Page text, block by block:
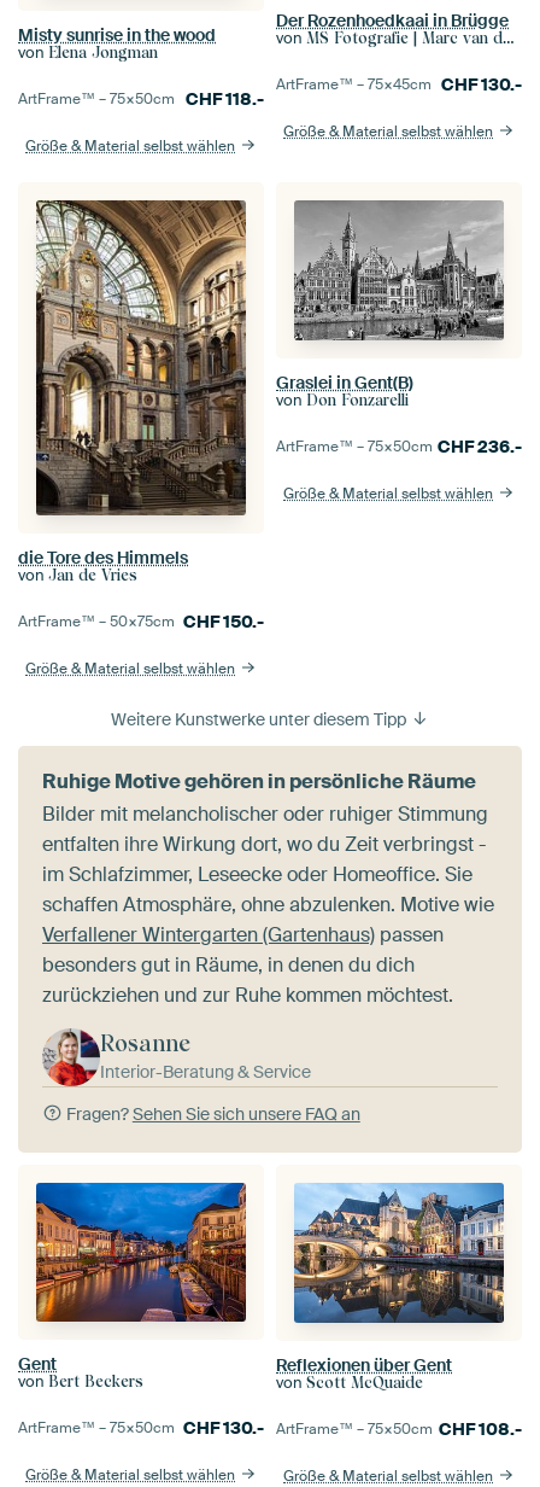
Misty sunrise in the wood
von Elena Jongman
ArtFrame™ –75×50cm CHF118.-
Größe & Material selbst wählen
Der Rozenhoedkaai in Brügge
von MS Fotografie | Marc van der Stelt
ArtFrame™ –75×45cm CHF130.-
Größe & Material selbst wählen
die Tore des Himmels
von Jan de Vries
ArtFrame™ –50×75cm CHF150.-
Größe & Material selbst wählen
Graslei in Gent(B)
von Don Fonzarelli
ArtFrame™ –75×50cm CHF236.-
Größe & Material selbst wählen
Weitere Kunstwerke unter diesem Tipp
Ruhige Motive gehören in persönliche Räume
Bilder mit melancholischer oder ruhiger Stimmung
entfalten ihre Wirkung dort, wo du Zeit verbringst -
im Schlafzimmer, Leseecke oder Homeoffice. Sie
schaffen Atmosphäre, ohne abzulenken. Motive wie
Verfallener Wintergarten (Gartenhaus) passen
besonders gut in Räume, in denen du dich
zurückziehen und zur Ruhe kommen möchtest.
Rosanne
Interior-Beratung & Service
Fragen?Sehen Sie sich unsere FAQ an
Gent
von Bert Beckers
ArtFrame™ –75×50cm CHF130.-
Größe & Material selbst wählen
Reflexionen über Gent
von Scott McQuaide
ArtFrame™ –75×50cm CHF108.-
Größe & Material selbst wählen